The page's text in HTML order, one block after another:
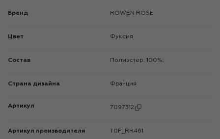
Бренд ROWEN ROSE
Цвет Фуксия
Состав Полиэстер: 100%;
Страна дизайна Франция
Артикул 7097312
Артикул производителя T0P_RR461